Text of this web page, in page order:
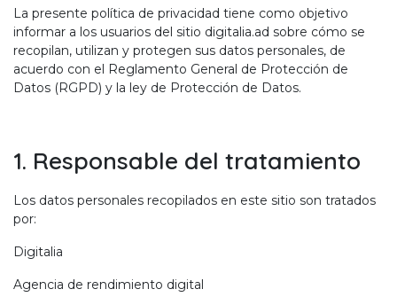
La presente política de privacidad tiene como objetivo
informar a los usuarios del sitio digitalia.ad sobre cómo se
recopilan, utilizan y protegen sus datos personales, de
acuerdo con el Reglamento General de Protección de
Datos (RGPD) y la ley de Protección de Datos.
1. Responsable del tratamiento
Los datos personales recopilados en este sitio son tratados
por:
Digitalia
Agencia de rendimiento digital